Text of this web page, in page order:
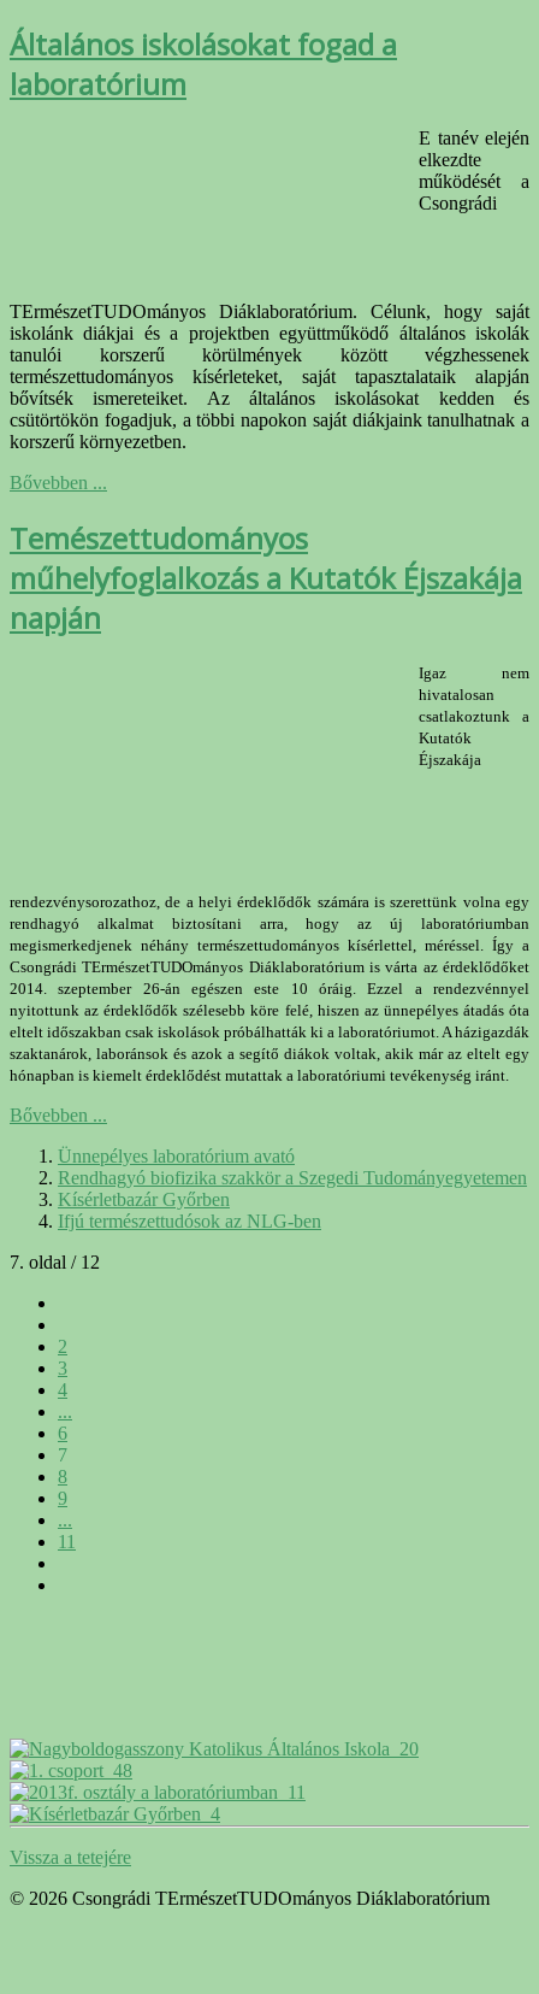
Általános iskolásokat fogad a
laboratórium
E tanév elején
elkezdte
működését a
Csongrádi
TErmészetTUDOmányos Diáklaboratórium. Célunk, hogy saját
iskolánk diákjai és a projektben együttműködő általános iskolák
tanulói korszerű körülmények között végzhessenek
természettudományos kísérleteket, saját tapasztalataik alapján
bővítsék ismereteiket. Az általános iskolásokat kedden és
csütörtökön fogadjuk, a többi napokon saját diákjaink tanulhatnak a
korszerű környezetben.
Bővebben ...
Temészettudományos
műhelyfoglalkozás a Kutatók Éjszakája
napján
Igaz nem
hivatalosan
csatlakoztunk a
Kutatók
Éjszakája
rendezvénysorozathoz, de a helyi érdeklődők számára is szerettünk volna egy
rendhagyó alkalmat biztosítani arra, hogy az új laboratóriumban
megismerkedjenek néhány természettudományos kísérlettel, méréssel. Így a
Csongrádi TErmészetTUDOmányos Diáklaboratórium is várta az érdeklődőket
2014. szeptember 26-án egészen este 10 óráig. Ezzel a rendezvénnyel
nyitottunk az érdeklődők szélesebb köre felé, hiszen az ünnepélyes átadás óta
eltelt időszakban csak iskolások próbálhatták ki a laboratóriumot. A házigazdák
szaktanárok, laboránsok és azok a segítő diákok voltak, akik már az eltelt egy
hónapban is kiemelt érdeklődést mutattak a laboratóriumi tevékenység iránt.
Bővebben ...
Ünnepélyes laboratórium avató
Rendhagyó biofizika szakkör a Szegedi Tudományegyetemen
Kísérletbazár Győrben
Ifjú természettudósok az NLG-ben
7. oldal / 12
2
3
4
...
6
7
8
9
...
11
Vissza a tetejére
© 2026 Csongrádi TErmészetTUDOmányos Diáklaboratórium